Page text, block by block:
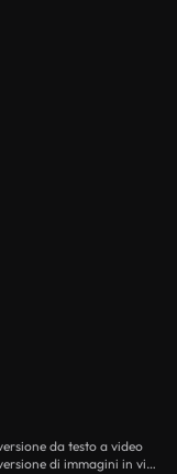
da testo a video
Flussi di lavoro di intelligenza artificiale per la conversione di immagini in video